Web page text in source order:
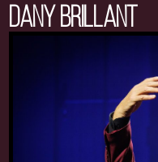
DANY BRILLANT